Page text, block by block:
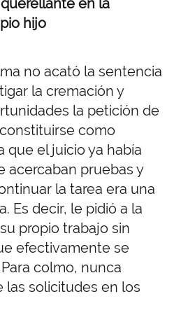
en la
hijo
no acató la sentencia
la cremación y
la petición de
como
que el juicio ya había
acercaban pruebas y
la tarea era una
Es decir, le pidió a la
propio trabajo sin
efectivamente se
colmo, nunca
solicitudes en los